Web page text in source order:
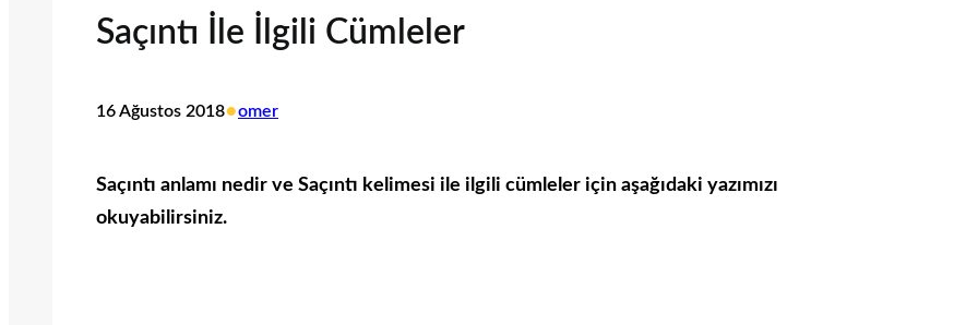
Saçıntı İle İlgili Cümleler
16 Ağustos 2018•omer
Saçıntı anlamı nedir ve Saçıntı kelimesi ile ilgili cümleler için aşağıdaki yazımızı
okuyabilirsiniz.